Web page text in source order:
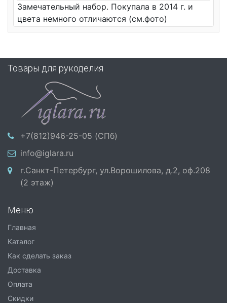
Замечательный набор. Покупала в 2014 г. и
цвета немного отличаются (см.фото)
Товары для рукоделия
+7(812)946-25-05 (СПб)
info@iglara.ru
г.Санкт-Петербург, ул.Ворошилова, д.2, оф.208
(2 этаж)
Меню
Главная
Каталог
Как сделать заказ
Доставка
Оплата
Скидки